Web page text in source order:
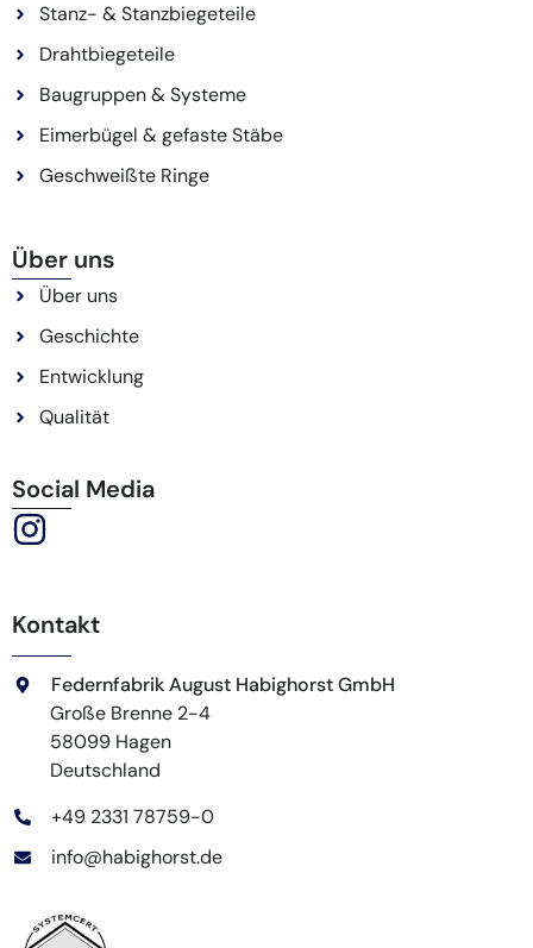
Stanz- & Stanzbiegeteile
Drahtbiegeteile
Baugruppen & Systeme
Eimerbügel & gefaste Stäbe
Geschweißte Ringe
Über uns
Über uns
Geschichte
Entwicklung
Qualität
Social Media
Kontakt
Federnfabrik August Habighorst GmbH
Große Brenne 2-4
58099 Hagen
Deutschland
+49 2331 78759-0
info@habighorst.de